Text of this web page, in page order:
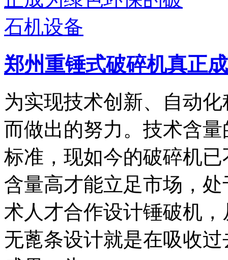
郑州重锤式破碎机真正
为实现技术创新、自动
而做出的努力。技术含
标准，现如今的破碎机
含量高才能立足市场，
术人才合作设计锤破机
无蓖条设计就是在吸收